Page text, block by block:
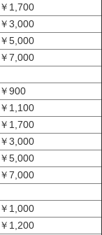
￥1,700
￥3,000
￥5,000
￥7,000
￥900
￥1,100
￥1,700
￥3,000
￥5,000
￥7,000
￥1,000
￥1,200